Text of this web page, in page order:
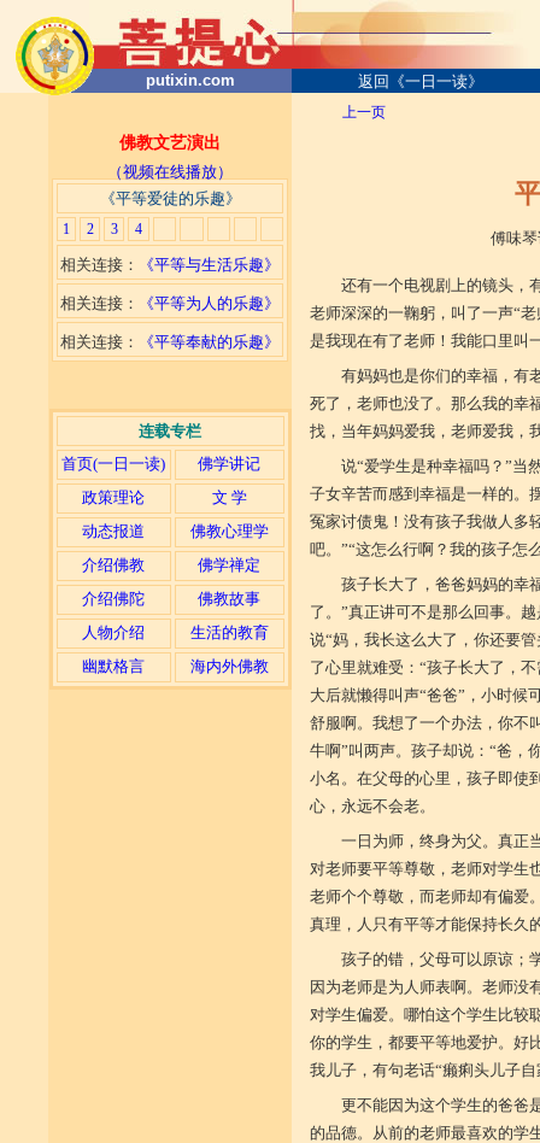
putixin.com 返回《一日一读》
佛教文艺演出
（视频在线播放）
连载专栏
首页(一日一读)
佛学讲记
政策理论
文 学
动态报道
佛教心理学
介绍佛教
佛学禅定
介绍佛陀
佛教故事
人物介绍
生活的教育
幽默格言
海内外佛教
上一页
平
傅味琴讲演
还有一个电视剧上的镜头，
老师深深的一鞠躬，叫了一声“
是我现在有了老师！我能口里叫
有妈妈也是你们的幸福，有
死了，老师也没了。那么我的幸
找，当年妈妈爱我，老师爱我，
说“爱学生是种幸福吗？”当
子女辛苦而感到幸福是一样的。
冤家讨债鬼！没有孩子我做人多
吧。”“这怎么行啊？我的孩子怎
孩子长大了，爸爸妈妈的幸
了。”真正讲可不是那么回事。
说“妈，我长这么大了，你还要
了心里就难受：“孩子长大了，
大后就懒得叫声“爸爸”，小时候
舒服啊。我想了一个办法，你不
牛啊”叫两声。孩子却说：“爸，
小名。在父母的心里，孩子即使
心，永远不会老。
一日为师，终身为父。真正
对老师要平等尊敬，老师对学生
老师个个尊敬，而老师却有偏爱
真理，人只有平等才能保持长久
孩子的错，父母可以原谅；
因为老师是为人师表啊。老师没
对学生偏爱。哪怕这个学生比较
你的学生，都要平等地爱护。好
我儿子，有句老话“癞痢头儿子
更不能因为这个学生的爸爸
的品德。从前的老师最喜欢的学
《平等爱徒的乐趣》
1 2 3 4
相关连接： 《平等与生活乐趣》
相关连接： 《平等为人的乐趣》
相关连接： 《平等奉献的乐趣》